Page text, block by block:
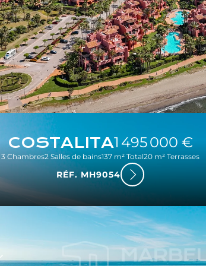
COSTALITA1 495 000 €
3 Chambres2 Salles de bains137 m² Total20 m² Terrasses
RÉF. MH9054